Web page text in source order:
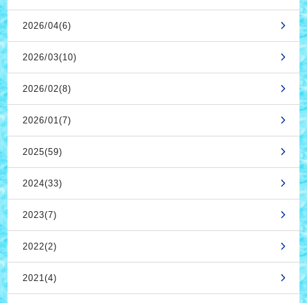
2026/04(6)
2026/03(10)
2026/02(8)
2026/01(7)
2025(59)
2024(33)
2023(7)
2022(2)
2021(4)